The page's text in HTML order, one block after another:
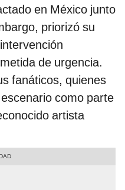
en México junto
priorizó su
de urgencia.
fanáticos, quienes
como parte
artista